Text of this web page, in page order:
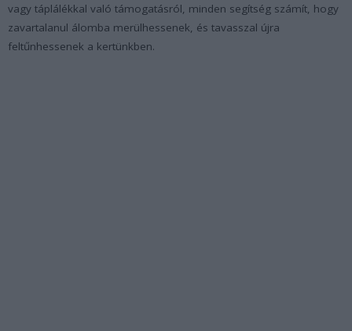
vagy táplálékkal való támogatásról, minden segítség számít, hogy
zavartalanul álomba merülhessenek, és tavasszal újra
feltűnhessenek a kertünkben.